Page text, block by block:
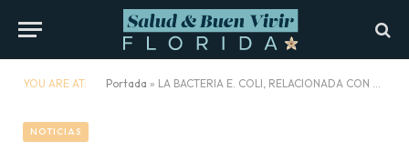
YOU ARE AT: Portada » LA BACTERIA E. COLI, RELACIONADA CON EL QUESO CHEDDAR ELABORADO CON LECHE CRUDA, ENFERMA A 7 PERSONAS EN ESTADOS UNIDOS
NOTICIAS